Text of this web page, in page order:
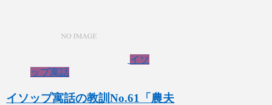
イソ
ップ寓話
イソップ寓話の教訓No.61「農夫